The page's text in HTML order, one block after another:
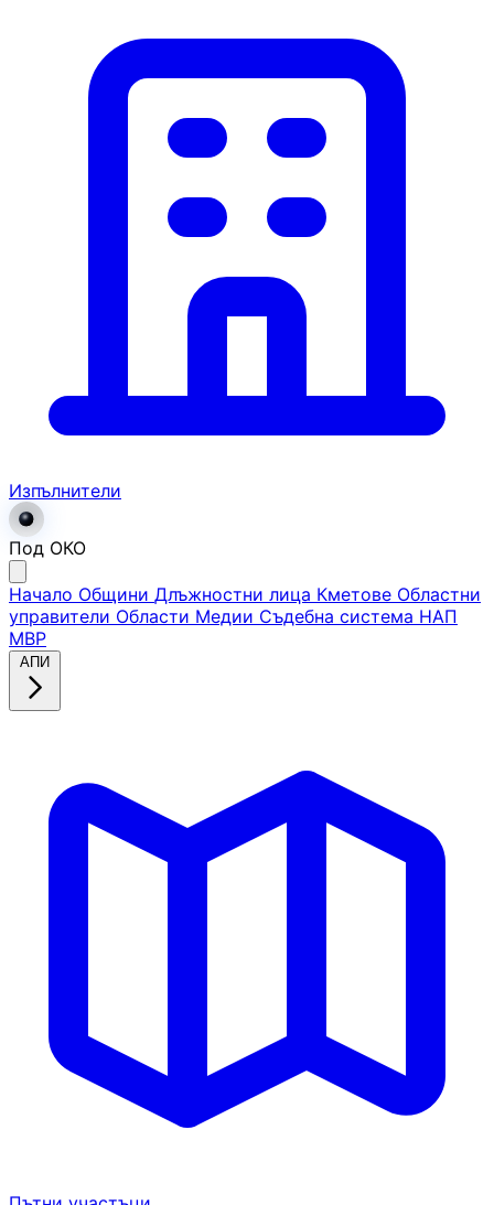
Изпълнители
Под ОКО
Начало Общини Длъжностни лица Кметове Областни
управители Области Медии Съдебна система НАП
МВР
АПИ